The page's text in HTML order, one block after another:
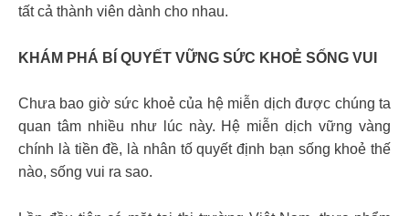
tất cả thành viên dành cho nhau.
KHÁM PHÁ BÍ QUYẾT VỮNG SỨC KHOẺ SỐNG VUI
Chưa bao giờ sức khoẻ của hệ miễn dịch được chúng ta
quan tâm nhiều như lúc này. Hệ miễn dịch vững vàng
chính là tiền đề, là nhân tố quyết định bạn sống khoẻ thế
nào, sống vui ra sao.